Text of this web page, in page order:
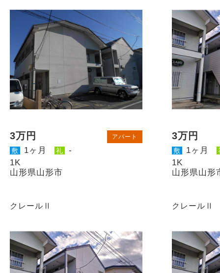
3万円 アパート
敷 1ヶ月 礼
-
1K
山形県山形市
3万円
敷 1ヶ月
1K
山形県山形
クレールⅡ クレールⅡ